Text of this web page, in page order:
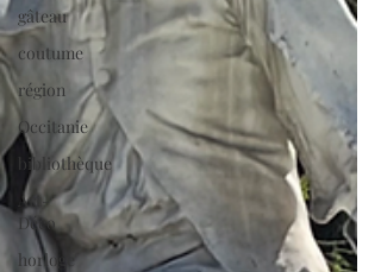
gâteau
coutume
région
Occitanie
bibliothèque
Art-
Déco
horloge